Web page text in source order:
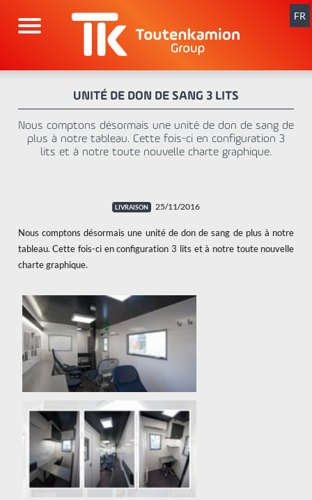
contenu
FR
UNITÉ DE DON DE SANG 3 LITS
Nous comptons désormais une unité de don de sang de
plus à notre tableau. Cette fois-ci en configuration 3
lits et à notre toute nouvelle charte graphique.
25/11/2016
Nous comptons désormais une unité de don de sang de plus à notre
tableau. Cette fois-ci en configuration 3 lits et à notre toute nouvelle
charte graphique.